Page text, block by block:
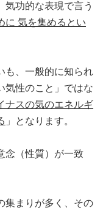
気功的な表現で言う
に 気を集めるとい
も、一般的に知られ
気性のこと」ではな
ナスの気のエネルギ
」となります。
念（性質）が一致
集まりが多く、その